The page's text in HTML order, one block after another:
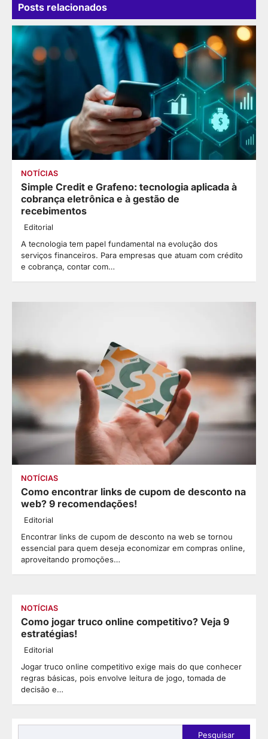
Posts relacionados
NOTÍCIAS
Simple Credit e Grafeno: tecnologia aplicada à
cobrança eletrônica e à gestão de
recebimentos
Editorial
A tecnologia tem papel fundamental na evolução dos
serviços financeiros. Para empresas que atuam com crédito
e cobrança, contar com…
NOTÍCIAS
Como encontrar links de cupom de desconto na
web? 9 recomendações!
Editorial
Encontrar links de cupom de desconto na web se tornou
essencial para quem deseja economizar em compras online,
aproveitando promoções…
NOTÍCIAS
Como jogar truco online competitivo? Veja 9
estratégias!
Editorial
Jogar truco online competitivo exige mais do que conhecer
regras básicas, pois envolve leitura de jogo, tomada de
decisão e…
Pesquisar